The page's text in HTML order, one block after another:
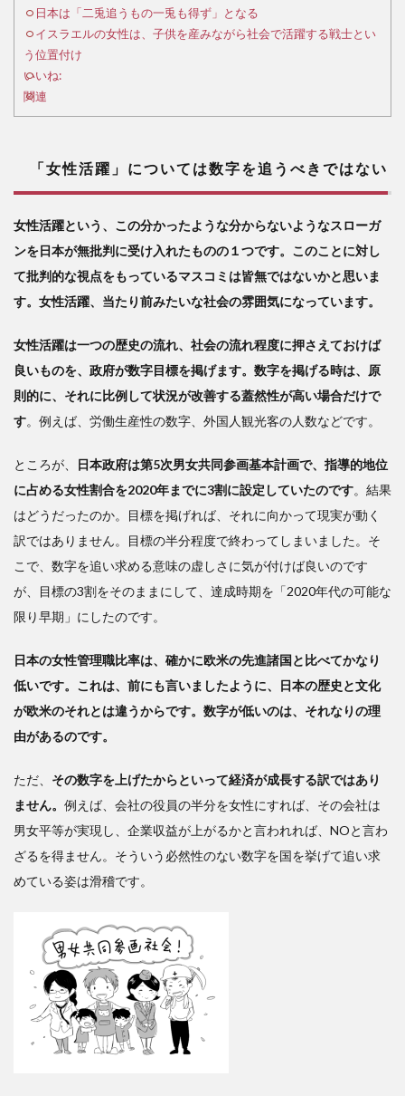
につ
いて
は数
字を
追う
べき
2
日
「二
兎追
うも
兎も
ず」
とな
3
エル
の女
性
子供
を産
みな
社会
躍す
る戦
士と
いう
位置
日本は「二兎追うもの一兎も得ず」となる
イスラエルの女性は、子供を産みながら社会で活躍する戦士とい
う位置付け
いいね:
関連
「女性活躍」については数字を追うべきではない
女性活躍という、この分かったような分からないようなスローガ
ンを日本が無批判に受け入れたものの１つです。このことに対し
て批判的な視点をもっているマスコミは皆無ではないかと思いま
す。女性活躍、当たり前みたいな社会の雰囲気になっています。
女性活躍は一つの歴史の流れ、社会の流れ程度に押さえておけば
良いものを、政府が数字目標を掲げます。数字を掲げる時は、原
則的に、それに比例して状況が改善する蓋然性が高い場合だけで
す。例えば、労働生産性の数字、外国人観光客の人数などです。
ところが、
日本政府は第5次男女共同参画基本計画で、指導的地位
に占める女性割合を2020年までに3割に設定していたのです。結果
はどうだったのか。目標を掲げれば、それに向かって現実が動く
訳ではありません。目標の半分程度で終わってしまいました。そ
こで、数字を追い求める意味の虚しさに気が付けば良いのです
が、目標の3割をそのままにして、達成時期を「2020年代の可能な
限り早期」にしたのです。
日本の女性管理職比率は、確かに欧米の先進諸国と比べてかなり
低いです。これは、前にも言いましたように、日本の歴史と文化
が欧米のそれとは違うからです。数字が低いのは、それなりの理
由があるのです。
ただ、 その数字を上げたからといって経済が成長する訳ではあり
ません。 例えば、会社の役員の半分を女性にすれば、その会社は
男女平等が実現し、企業収益が上がるかと言われれば、NOと言わ
ざるを得ません。そういう必然性のない数字を国を挙げて追い求
めている姿は滑稽です。